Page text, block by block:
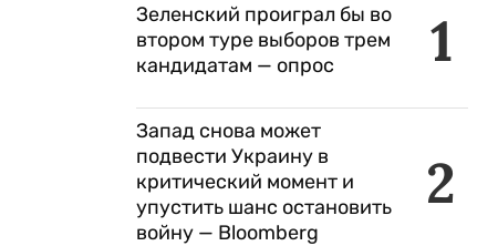
1
Зеленский проиграл бы во
втором туре выборов трем
кандидатам — опрос
2
Запад снова может
подвести Украину в
критический момент и
упустить шанс остановить
войну — Bloomberg